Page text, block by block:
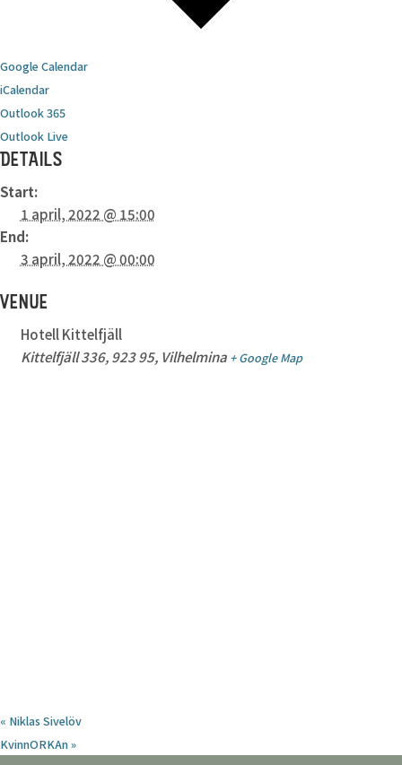
Google Calendar
iCalendar
Outlook 365
Outlook Live
DETAILS
Start:
1 april, 2022 @ 15:00
End:
3 april, 2022 @ 00:00
VENUE
Hotell Kittelfjäll
Kittelfjäll 336, 923 95, Vilhelmina + Google Map
« Niklas Sivelöv
KvinnORKAn»